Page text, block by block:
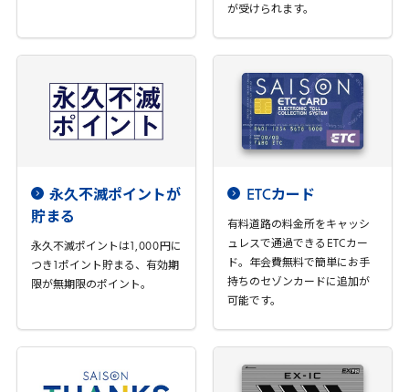
が受けられます。
永久不滅ポイントが
貯まる
永久不滅ポイントは ,000 円に
つき
ポイント貯まる、有効期
限が無期限のポイント。
ETCカード
有料道路の料金所をキャッシ
ュレスで通過できる ETCカー
ド。年会費無料で簡単にお手
持ちのセゾンカードに追加が
可能です。